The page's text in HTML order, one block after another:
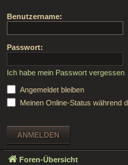
Benutzername:
Passwort:
Ich habe mein Passwort vergessen
Angemeldet bleiben
Meinen Online-Status während
Foren-Übersicht